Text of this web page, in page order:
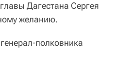
Дагестана Сергея
желанию.
полковника